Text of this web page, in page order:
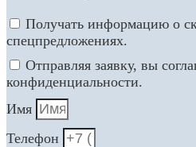
Получать информацию о
спецпредложениях.
Отправляя заявку, вы
конфиденциальности.
Имя
Телефон